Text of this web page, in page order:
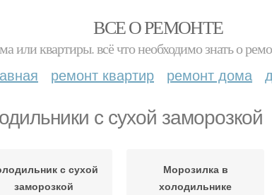
ВСЕ О РЕМОНТЕ
или квартиры. всё что необходимо знать о
ремонт квартир ремонт дома
с сухой заморозкой
с сухой
заморозкой
Морозилка в
холодильнике